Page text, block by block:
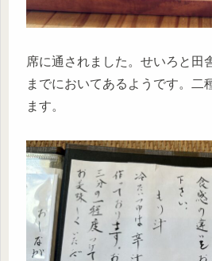
席に通されました。せいろと田
までにおいてあるようです。二
ます。